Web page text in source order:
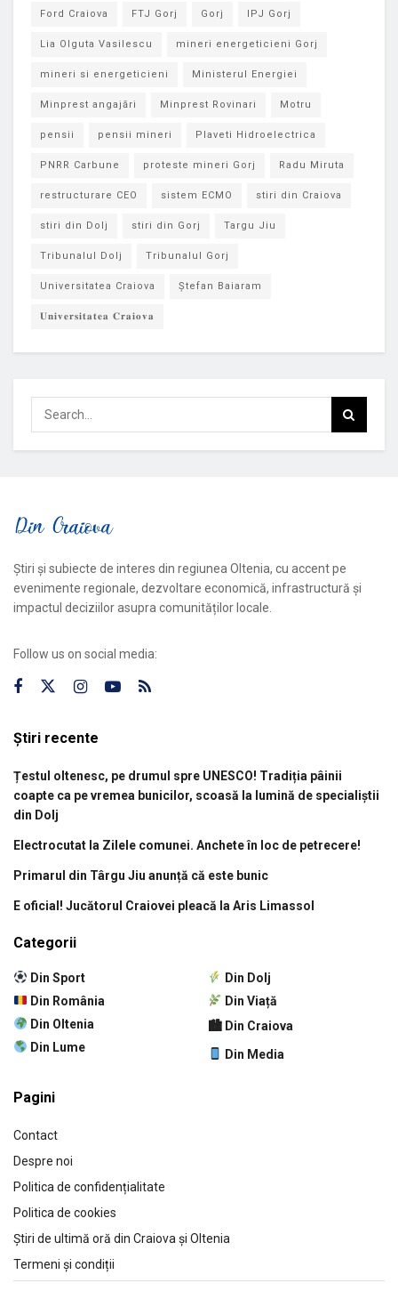
Ford Craiova FTJ Gorj Gorj IPJ Gorj
Lia Olguta Vasilescu mineri energeticieni Gorj
mineri si energeticieni Ministerul Energiei
Minprest angajări Minprest Rovinari Motru
pensii pensii mineri Plaveti Hidroelectrica
PNRR Carbune proteste mineri Gorj Radu Miruta
restructurare CEO sistem ECMO stiri din Craiova
stiri din Dolj stiri din Gorj Targu Jiu
Tribunalul Dolj Tribunalul Gorj
Universitatea Craiova Ștefan Baiaram
𝐔𝐧𝐢𝐯𝐞𝐫𝐬𝐢𝐭𝐚𝐭𝐞𝐚 𝐂𝐫𝐚𝐢𝐨𝐯𝐚
Știri și subiecte de interes din regiunea Oltenia, cu accent pe
evenimente regionale, dezvoltare economică, infrastructură și
impactul deciziilor asupra comunităților locale.
Follow us on social media:
Știri recente
Țestul oltenesc, pe drumul spre UNESCO! Tradiția pâinii
coapte ca pe vremea bunicilor, scoasă la lumină de specialiștii
din Dolj
Electrocutat la Zilele comunei. Anchete în loc de petrecere!
Primarul din Târgu Jiu anunță că este bunic
E oficial! Jucătorul Craiovei pleacă la Aris Limassol
Categorii
Din Sport
Din România
Din Oltenia
Din Lume
Din Dolj
Din Viață
🏙 Din Craiova
Din Media
Pagini
Contact
Despre noi
Politica de confidențialitate
Politica de cookies
Știri de ultimă oră din Craiova și Oltenia
Termeni și condiții